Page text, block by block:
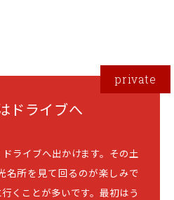
ドライブへ
ライブへ出かけます。その土
名所を見て回るのが楽しみで
くことが多いです。最初はう